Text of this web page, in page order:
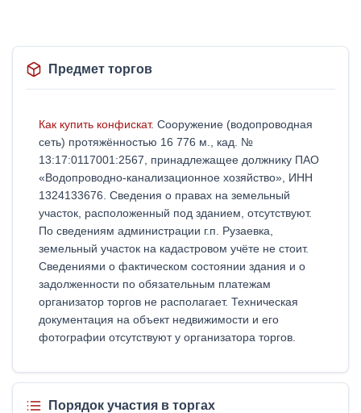
Предмет торгов
Как купить конфискат. Сооружение (водопроводная
сеть) протяжённостью 16 776 м., кад. №
13:17:0117001:2567, принадлежащее должнику ПАО
«Водопроводно-канализационное хозяйство», ИНН
1324133676. Сведения о правах на земельный
участок, расположенный под зданием, отсутствуют.
По сведениям администрации г.п. Рузаевка,
земельный участок на кадастровом учёте не стоит.
Сведениями о фактическом состоянии здания и о
задолженности по обязательным платежам
организатор торгов не располагает. Техническая
документация на объект недвижимости и его
фотографии отсутствуют у организатора торгов.
Порядок участия в торгах